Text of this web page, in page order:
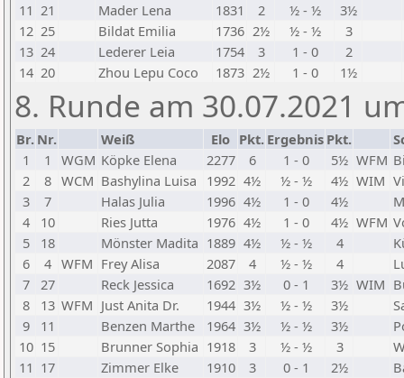
11 21 Mader Lena 1831 2 ½ - ½
3½
12 25 Bildat Emilia 1736 2½ ½ - ½
3
13 24 Lederer Leia 1754 3 1 - 0
2
14 20 Zhou Lepu Coco 1873 2½ 1 - 0 1½
8. Runde am 30.07.2021
Br. Nr. Weiß Elo Pkt. Ergebnis Pkt.
1
1 WGM Köpke Elena 2277 6 1 - 0 5½ WFM
2
8 WCM Bashylina Luisa 1992 4½ ½ - ½ 4½ WIM
3
7 Halas Julia 1996 4½ 1 - 0 4½
4
10 Ries Jutta 1976 4½ 1 - 0 4½ WFM
5
18 Mönster Madita 1889 4½ ½ - ½ 4
6
4 WFM Frey Alisa 2087 4 ½ - ½ 4
7
27 Reck Jessica 1692 3½ 0 - 1 3½ WIM
8
13 WFM Just Anita Dr. 1944 3½ ½ - ½ 3½
9
11 Benzen Marthe 1964 3½ ½ - ½ 3½
10 15 Brunner Sophia 1918 3 ½ - ½ 3
11 17 Zimmer Elke 1910 3 0 - 1 2½